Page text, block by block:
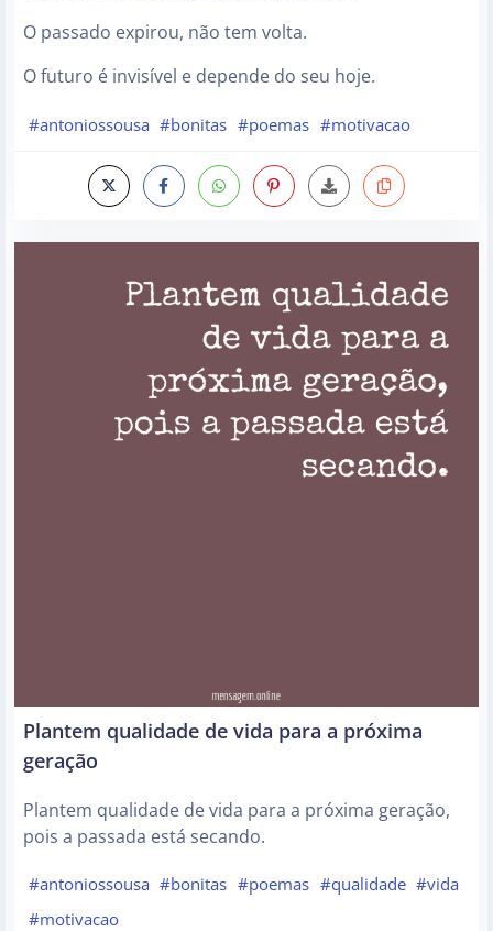
O passado expirou, não tem volta.
O futuro é invisível e depende do seu hoje.
#antoniossousa #bonitas #poemas #motivacao
Plantem qualidade de vida para a próxima
geração
Plantem qualidade de vida para a próxima geração,
pois a passada está secando.
#antoniossousa #bonitas #poemas #qualidade #vida
#motivacao